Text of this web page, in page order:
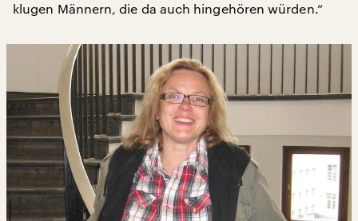
klugen Männern, die da auch hingehören würden.“